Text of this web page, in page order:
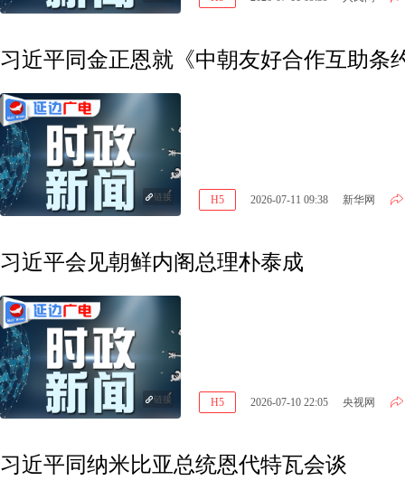
习近平同金正恩就《中朝友好合作互助条
链接 H5 2026-07-11 09:38 新华网
习近平会见朝鲜内阁总理朴泰成
链接 H5 2026-07-10 22:05 央视网
习近平同纳米比亚总统恩代特瓦会谈